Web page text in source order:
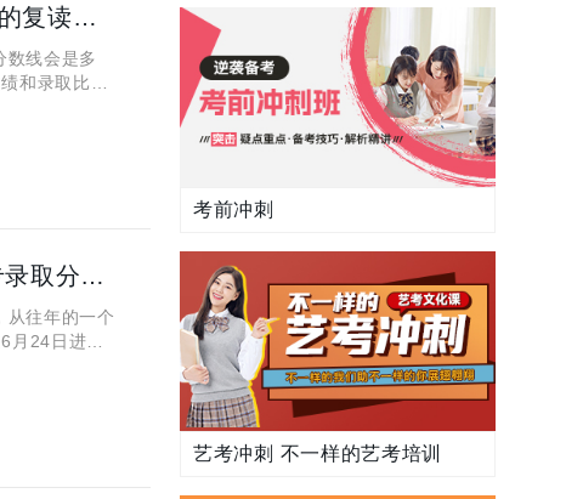
2022年陕西省高考分数线会是多少？西安市有什么好的复读学校推荐？
线会是多
和录取比率
2021年陕西省高考分数线是多少 陕西高考文理科本专录取分数线公布
往年的一个
24日进行
考前冲刺
艺考冲刺 不一样的艺考培训